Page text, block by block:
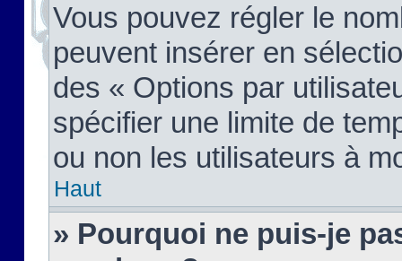
Vous pouvez régler le
peuvent insérer en
des « Options par
spécifier une limite de
ou non les utilisateurs à
Haut
» Pourquoi ne puis-je